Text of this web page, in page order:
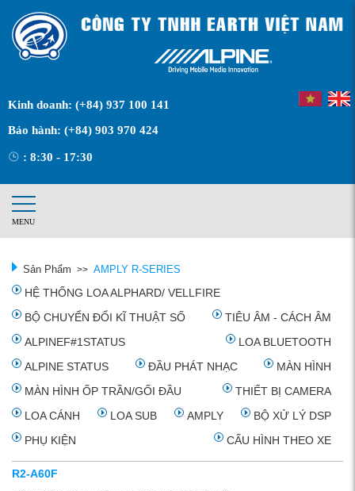
Kinh doanh: (+84) 937 100 141
Bảo hành: (+84) 903 970 424
: 8:30 - 17:30
MENU
Sản Phẩm >> AMPLY R-SERIES
HỆ THỐNG LOA ALPHARD/ VELLFIRE
BỘ CHUYỂN ĐỔI KĨ THUẬT SỐ
TIÊU ÂM - CÁCH ÂM
ALPINEF#1STATUS
LOA BLUETOOTH
ALPINE STATUS
ĐẦU PHÁT NHẠC
MÀN HÌNH
MÀN HÌNH ỐP TRẦN/GỐI ĐẦU
THIẾT BỊ CAMERA
LOA CÁNH
LOA SUB AMPLY
BỘ XỬ LÝ DSP
PHỤ KIỆN
CẤU HÌNH THEO XE
R2-A60F